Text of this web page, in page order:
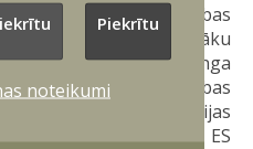
formātā, aizsardzības
vienojās par turpmāku
austruma flanga
gan politiskās vadības
ceļa karti Baltijas
piesaistot NATO un ES
Piekrītu
noteikumi